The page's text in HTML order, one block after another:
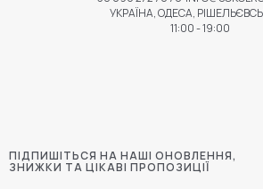
ПІДПИШІТЬСЯ НА НАШІ ОНОВЛЕННЯ,
ЗНИЖКИ ТА ЦІКАВІ ПРОПОЗИЦІЇ
УКРАЇНА, ОДЕСА,
11:00 - 19:00